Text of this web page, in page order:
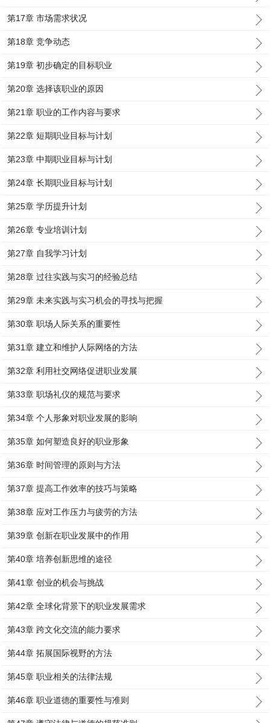
第17章 市场需求状况
第18章 竞争动态
第19章 初步确定的目标职业
第20章 选择该职业的原因
第21章 职业的工作内容与要求
第22章 短期职业目标与计划
第23章 中期职业目标与计划
第24章 长期职业目标与计划
第25章 学历提升计划
第26章 专业培训计划
第27章 自我学习计划
第28章 过往实践与实习的经验总结
第29章 未来实践与实习机会的寻找与把握
第30章 职场人际关系的重要性
第31章 建立和维护人际网络的方法
第32章 利用社交网络促进职业发展
第33章 职场礼仪的规范与要求
第34章 个人形象对职业发展的影响
第35章 如何塑造良好的职业形象
第36章 时间管理的原则与方法
第37章 提高工作效率的技巧与策略
第38章 应对工作压力与疲劳的方法
第39章 创新在职业发展中的作用
第40章 培养创新思维的途径
第41章 创业的机会与挑战
第42章 全球化背景下的职业发展需求
第43章 跨文化交流的能力要求
第44章 拓展国际视野的方法
第45章 职业相关的法律法规
第46章 职业道德的重要性与准则